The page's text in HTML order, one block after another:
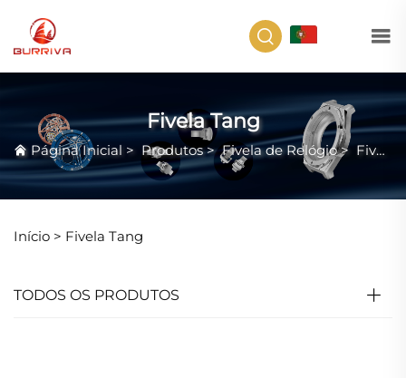
Fivela Tang
Página Inicial > Produtos>Fivela de Relógio> Fivela Tang
Início > Fivela Tang
TODOS OS PRODUTOS